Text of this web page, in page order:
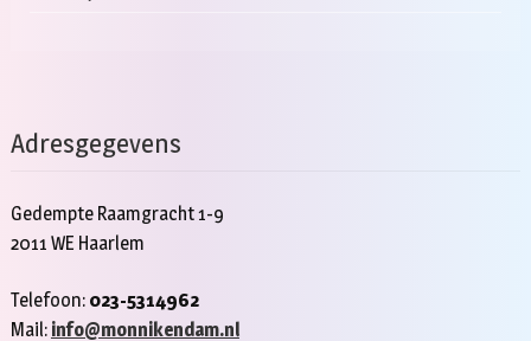
Adresgegevens
Gedempte Raamgracht 1-9
2011 WE Haarlem
Telefoon: 023-5314962
Mail: info@monnikendam.nl